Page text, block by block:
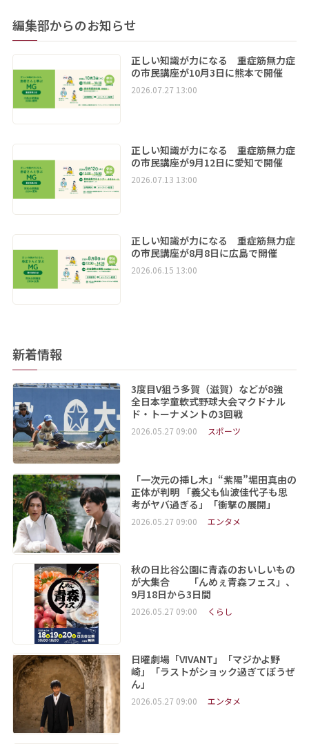
編集部からのお知らせ
正しい知識が力になる 重症筋無力症
の市民講座が10月3日に熊本で開催
2026.07.27 13:00
正しい知識が力になる 重症筋無力症
の市民講座が9月12日に愛知で開催
2026.07.13 13:00
正しい知識が力になる 重症筋無力症
の市民講座が8月8日に広島で開催
2026.06.15 13:00
新着情報
3度目V狙う多賀（滋賀）などが8強
全日本学童軟式野球大会マクドナル
ド・トーナメントの3回戦
2026.05.27 09:00 スポーツ
「一次元の挿し木」“紫陽”堀田真由の
正体が判明 「義父も仙波佳代子も思
考がヤバ過ぎる」「衝撃の展開」
2026.05.27 09:00 エンタメ
秋の日比谷公園に青森のおいしいもの
が大集合 「んめぇ青森フェス」、
9月18日から3日間
2026.05.27 09:00 くらし
日曜劇場「VIVANT」「マジかよ野
崎」「ラストがショック過ぎてぼうぜ
ん」
2026.05.27 09:00 エンタメ